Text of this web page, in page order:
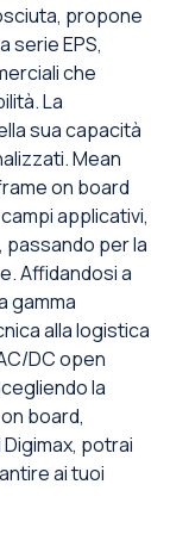
propone
serie EPS,
che
La
sua capacità
Mean
on board
applicativi,
passando per la
Affidandosi a
gamma
alla logistica
DC open
la
board,
potrai
ai tuoi